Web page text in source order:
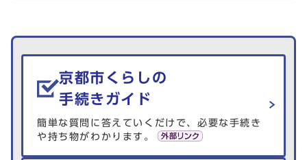
生活情報を探す
京都市くらしの
手続きガイド
簡単な質問に答えていくだけで、必要な手続き
や持ち物がわかります。